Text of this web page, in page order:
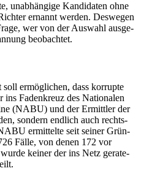
unab­hän­gige Kan­di­da­ten ohne
ernannt werden. Des­we­gen
wer von der Auswahl aus­ge­
beobachtet.
ermög­li­chen, dass kor­rupte
Faden­kreuz des Natio­na­len
(NABU) und der Ermitt­ler der
sondern endlich auch rechts­
ermit­telte seit seiner Grün­
Fälle, von denen 172 vor
keiner der ins Netz gera­te­